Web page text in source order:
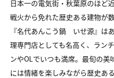
日本一の電気街・秋葉原のほど
戦火から免れた歴史ある建物が
『名代あんこう鍋 いせ源』は
理専門店としても名高く、ラン
ンやOLでいつも満席。最旬の美
には情緒を楽しみながら歴史あ